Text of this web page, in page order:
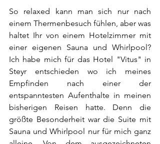
So relaxed kann man sich nur nach
einem Thermenbesuch fühlen, aber was
haltet Ihr von einem Hotelzimmer mit
einer eigenen Sauna und Whirlpool?
Ich habe mich für das Hotel "Vitus" in
Steyr entschieden wo ich meines
Empfinden nach einer der
entspanntesten Aufenthalte in meinen
bisherigen Reisen hatte. Denn die
größte Besonderheit war die Suite mit
Sauna und Whirlpool nur für mich ganz